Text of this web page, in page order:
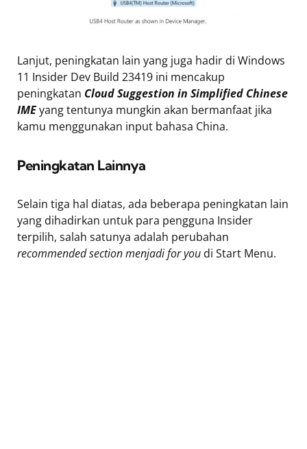
Lanjut, peningkatan lain yang juga hadir di Windows
11 Insider Dev Build 23419 ini mencakup
peningkatan Cloud Suggestion in Simplified Chinese
IMEyang tentunya mungkin akan bermanfaat jika
kamu menggunakan input bahasa China.
Peningkatan Lainnya
Selain tiga hal diatas, ada beberapa peningkatan lain
yang dihadirkan untuk para pengguna Insider
terpilih, salah satunya adalah perubahan
recommended section menjadifor you di Start Menu.